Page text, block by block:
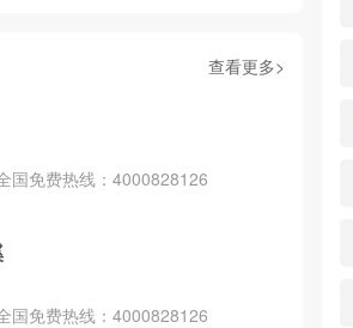
查看更多>
国免费热线：4000828126
国免费热线：4000828126